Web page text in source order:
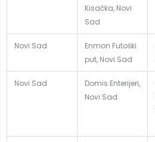
Kisačka, Novi
Sad
Novi Sad
Enmon Futoški
put, Novi Sad
Novi Sad
Domis Enterijeri,
Novi Sad